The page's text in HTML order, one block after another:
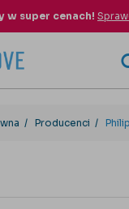
w super cenach!
Producenci